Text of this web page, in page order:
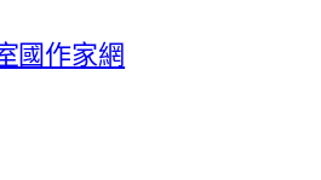
國作家網